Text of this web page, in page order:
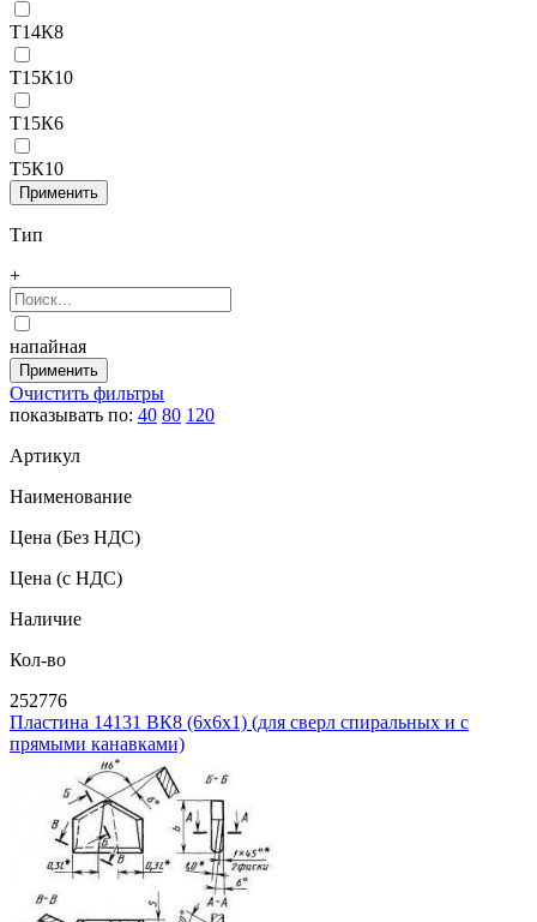
Т14К8
Т15К10
Т15К6
Т5К10
Тип
+
напайная
Очистить фильтры
показывать по: 40 80 120
Артикул
Наименование
Цена (Без НДС)
Цена (с НДС)
Наличие
Кол-во
252776
Пластина 14131 ВК8 (6х6х1) (для сверл спиральных и с
прямыми канавками)